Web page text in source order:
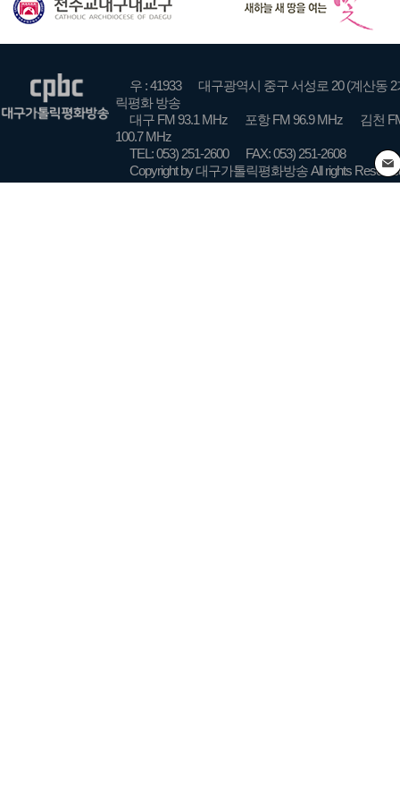
우 : 41933
대구광역시 중구 서성로 20 (계산동 2
릭평화 방송
대구 FM 93.1 MHz
포항 FM 96.9 MHz
김천
100.7 MHz
TEL: 053) 251-2600
FAX: 053) 251-2608
Copyright by 대구가톨릭평화방송 All rights